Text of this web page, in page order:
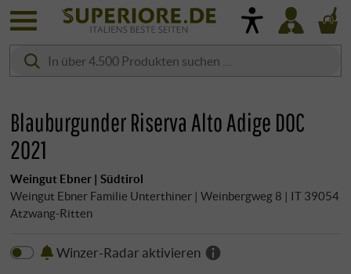
Blauburgunder Riserva Alto Adige DOC
2021
Weingut Ebner | Südtirol
Weingut Ebner Familie Unterthiner | Weinbergweg 8 | IT 39054
Atzwang-Ritten
Winzer-Radar aktivieren